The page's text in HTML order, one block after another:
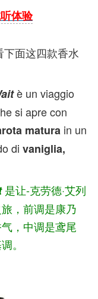
体验
面这四款香水
è un viaggio
si apre con
matura in un
di vaniglia,
是让-克劳德·艾列
，前调是康乃
，中调是鸢尾
。